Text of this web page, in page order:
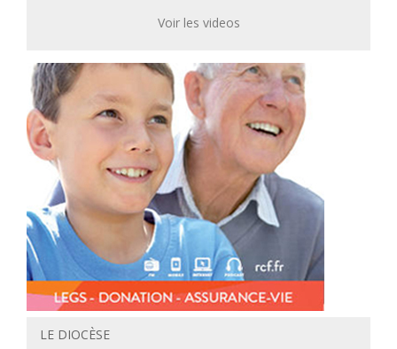
Voir les videos
LE DIOCÈSE